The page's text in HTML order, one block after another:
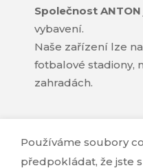
Společnost ANTON
vybavení.
Naše zařízení lze
fotbalové stadiony,
zahradách.
© ANTON 2024
Používáme soubory
předpokládat, že jste